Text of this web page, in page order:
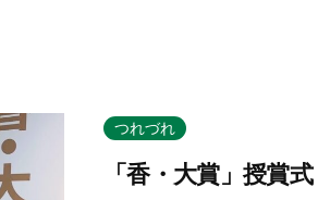
つれづれ
「香・大賞」授賞式